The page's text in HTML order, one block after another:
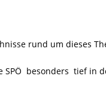
rund um dieses
SPÖ besonders tief in